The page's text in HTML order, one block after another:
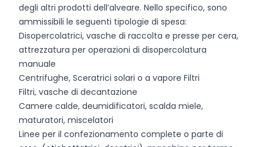
degli altri prodotti dell’alveare. Nello specifico, sono
ammissibili le seguenti tipologie di spesa:
Disopercolatrici, vasche di raccolta e presse per cera,
attrezzatura per operazioni di disopercolatura
manuale
Centrifughe, Sceratrici solari o a vapore Filtri
Filtri, vasche di decantazione
Camere calde, deumidificatori, scalda miele,
maturatori, miscelatori
Linee per il confezionamento complete o parte di